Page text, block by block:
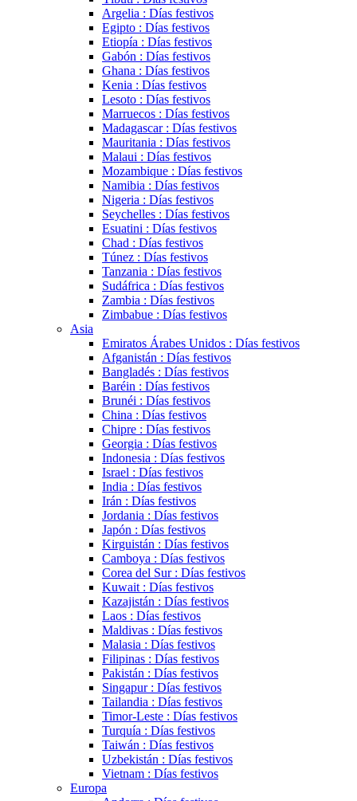
Argelia : Días festivos
Egipto : Días festivos
Etiopía : Días festivos
Gabón : Días festivos
Ghana : Días festivos
Kenia : Días festivos
Lesoto : Días festivos
Marruecos : Días festivos
Madagascar : Días festivos
Mauritania : Días festivos
Malaui : Días festivos
Mozambique : Días festivos
Namibia : Días festivos
Nigeria : Días festivos
Seychelles : Días festivos
Esuatini : Días festivos
Chad : Días festivos
Túnez : Días festivos
Tanzania : Días festivos
Sudáfrica : Días festivos
Zambia : Días festivos
Zimbabue : Días festivos
Asia
Emiratos Árabes Unidos : Días festivos
Afganistán : Días festivos
Bangladés : Días festivos
Baréin : Días festivos
Brunéi : Días festivos
China : Días festivos
Chipre : Días festivos
Georgia : Días festivos
Indonesia : Días festivos
Israel : Días festivos
India : Días festivos
Irán : Días festivos
Jordania : Días festivos
Japón : Días festivos
Kirguistán : Días festivos
Camboya : Días festivos
Corea del Sur : Días festivos
Kuwait : Días festivos
Kazajistán : Días festivos
Laos : Días festivos
Maldivas : Días festivos
Malasia : Días festivos
Filipinas : Días festivos
Pakistán : Días festivos
Singapur : Días festivos
Tailandia : Días festivos
Timor-Leste : Días festivos
Turquía : Días festivos
Taiwán : Días festivos
Uzbekistán : Días festivos
Vietnam : Días festivos
Europa